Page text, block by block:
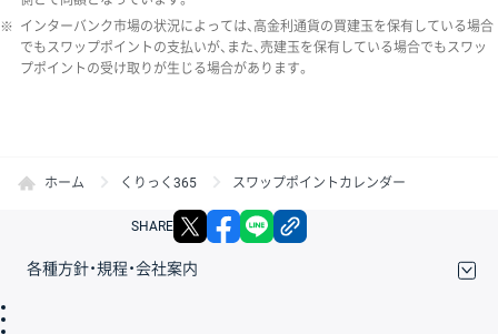
※ インターバンク市場の状況によっては、高金利通貨の買建玉を保有している場合
でもスワップポイントの支払いが、また、売建玉を保有している場合でもスワッ
プポイントの受け取りが生じる場合があります。
ホーム くりっく365 スワップポイントカレンダー
SHARE X facebook
各種方針・規程・会社案内